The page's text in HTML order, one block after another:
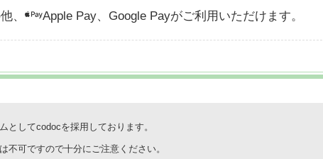
、 Apple Pay、 Google Payがご利用いただけます。
としてcodocを採用しております。
不可ですので十分にご注意ください。